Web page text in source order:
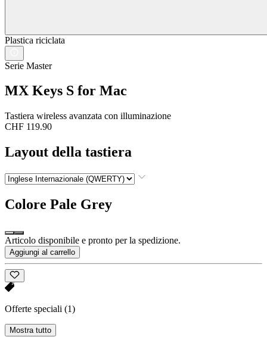
Plastica riciclata
Serie Master
MX Keys S for Mac
Tastiera wireless avanzata con illuminazione
CHF 119.90
Layout della tastiera
Colore Pale Grey
Articolo disponibile e pronto per la spedizione.
Aggiungi al carrello
Offerte speciali (1)
Mostra tutto